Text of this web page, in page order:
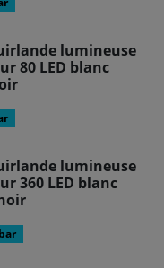
lumineuse
80 LED blanc
lumineuse
360 LED blanc